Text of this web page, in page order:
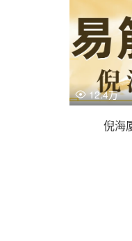
12.4万
倪海